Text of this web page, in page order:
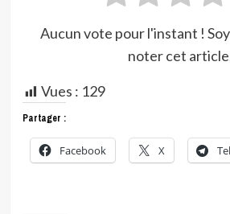
Aucun vote pour l'instant !
noter cet
Vues : 129
Partager :
Facebook X